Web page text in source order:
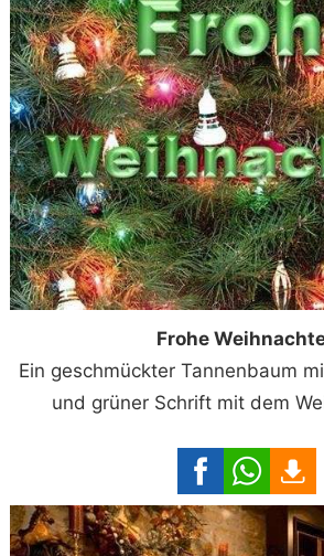
Frohe
Ein geschmückter Tannenbaum
und grüner Schrift mit dem